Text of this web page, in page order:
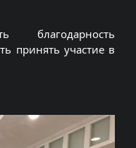
благодарность
принять участие в